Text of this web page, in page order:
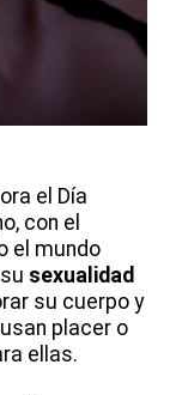
el Día
con el
el mundo
sexualidad
su cuerpo y
placer o
ellas.